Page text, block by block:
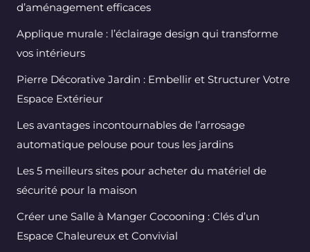
d’aménagement efficaces
Applique murale : l’éclairage design qui transforme
vos intérieurs
Pierre Décorative Jardin : Embellir et Structurer Votre
Espace Extérieur
Les avantages incontournables de l’arrosage
automatique pelouse pour tous les jardins
Les 5 meilleurs sites pour acheter du matériel de
sécurité pour la maison
Créer une Salle à Manger Cocooning : Clés d’un
Espace Chaleureux et Convivial